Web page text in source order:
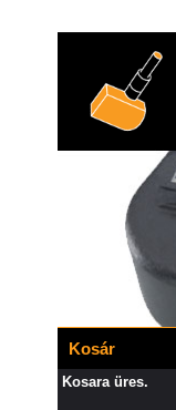
Kosár
Kosara üres.